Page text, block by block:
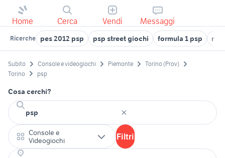
Home Cerca Vendi Messaggi
Ricerche pes 2012 psp psp street giochi formula 1 psp
Subito Console e videogiochi Piemonte
Torino (Prov)
Torino
psp
Cosa cerchi?
Console e
Videogiochi
Filtri